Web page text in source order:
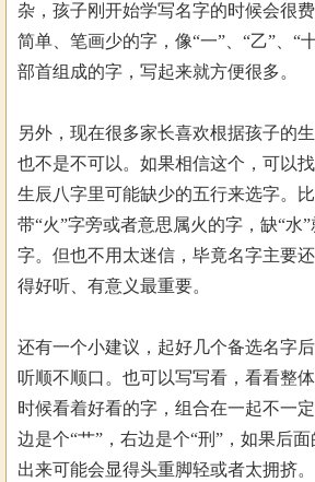
杂，孩子刚开始学写名字的时候会很
简单、笔画少的字，像“一”、“乙”、“
部首组成的字，写起来就方便很多。
另外，现在很多家长喜欢根据孩子的
也不是不可以。如果相信这个，可以
生辰八字里可能缺少的五行来选字。
带“火”字旁或者意思属火的字，缺“水
字。但也不用太迷信，毕竟名字主要
得好听、有意义最重要。
还有一个小建议，起好几个备选名字
听顺不顺口。也可以写写看，看看整
时候看着好看的字，组合在一起不一
边是个“艹”，右边是个“刑”，如果后
出来可能会显得头重脚轻或者太拥挤。